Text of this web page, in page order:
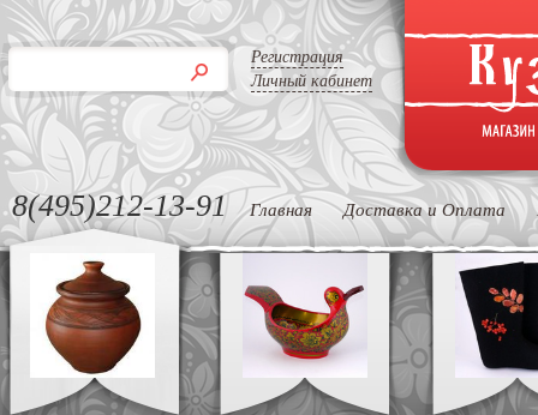
Регистрация
Личный кабинет
8(495)212-13-91 Главная Доставка и Оплата